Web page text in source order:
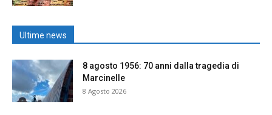
Ultime news
8 agosto 1956: 70 anni dalla tragedia di
Marcinelle
8 Agosto 2026